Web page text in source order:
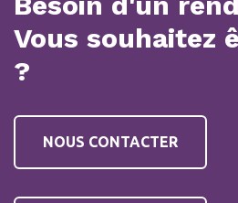
Vous souhaitez
?
NOUS CONTACTER